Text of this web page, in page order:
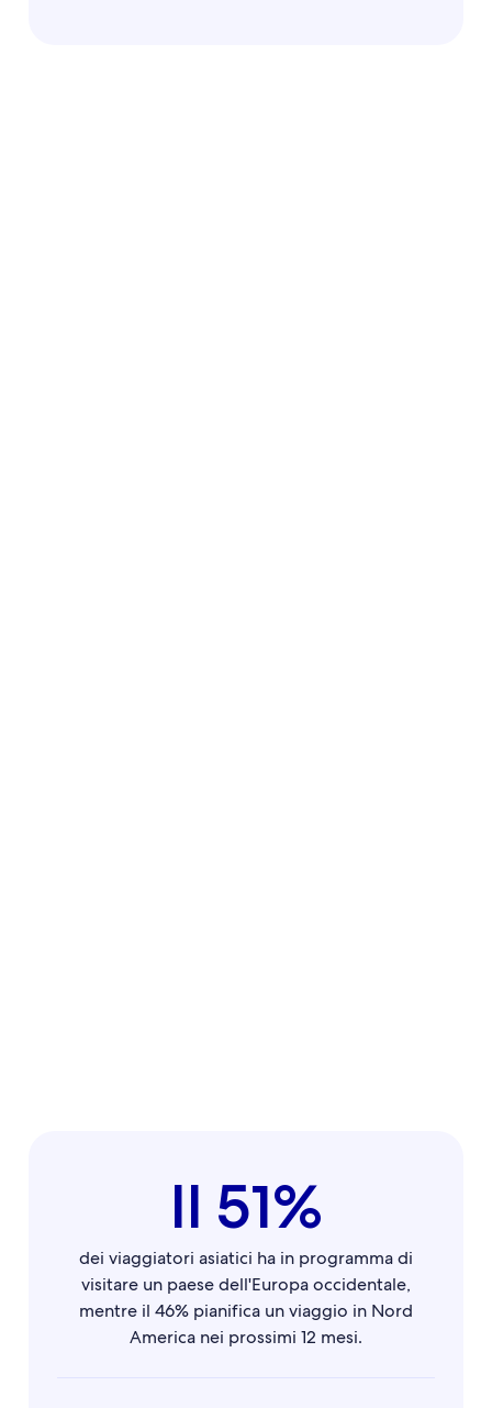
Il 51%
dei viaggiatori asiatici ha in programma di
visitare un paese dell'Europa occidentale,
mentre il 46% pianifica un viaggio in Nord
America nei prossimi 12 mesi.